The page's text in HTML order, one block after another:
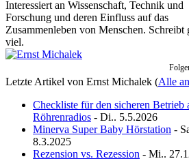
Interessiert an Wissenschaft, Technik und
Forschung und deren Einfluss auf das
Zusammenleben von Menschen. Schreibt
viel.
Letzte Artikel von Ernst Michalek (Alle
Checkliste für den sicheren Betrieb
Röhrenradios - Di.. 5.5.2026
Minerva Super Baby Hörstation -
8.3.2025
Rezension vs. Rezession - Mi..